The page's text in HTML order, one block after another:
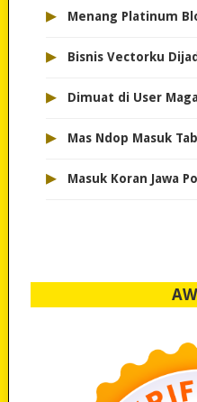
▸ Menang Platinum
▸ Bisnis Vectorku
▸ Dimuat di User
▸ Mas Ndop Masuk
▸ Masuk Koran Jawa